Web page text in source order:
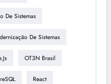
De Sistemas
De Sistemas
OT3N Brasil
React